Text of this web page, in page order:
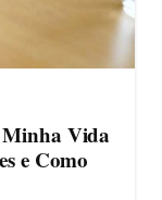
Minha Vida
e Como